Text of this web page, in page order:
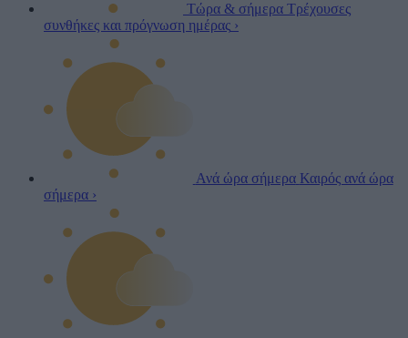
Τώρα & σήμερα Τρέχουσες
συνθήκες και πρόγνωση ημέρας ›
Ανά ώρα σήμερα Καιρός ανά ώρα
σήμερα ›